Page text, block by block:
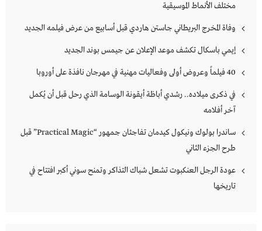
مختلف الأنماط الموسيقية
وفاة المخرج البريطاني جاستن هاردي قبل أسابيع من عرض فيلمه الجديد
إيمي باسكال تكشف موعد الإعلان عن جيمس بوند الجديد
40 فيلماً وعروض أولى وفعاليات مهنية في مهرجان نافذة على أوروبا
في ذكرى ميلاده.. رشدي أباظة أيقونة الوسامة الذي رحل قبل أن يُكمل
آخر أفلامه
ساندرا بولوك ونيكول كيدمان تفاجئان جمهور “Practical Magic” قبل
طرح الجزء الثاني
عودة الرجل العنكبوت تشعل شباك التذاكر وتمنح سوني أكبر افتتاح في
تاريخها